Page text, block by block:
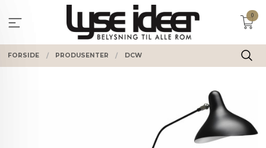
innholdet
0
FORSIDE PRODUSENTER DCW